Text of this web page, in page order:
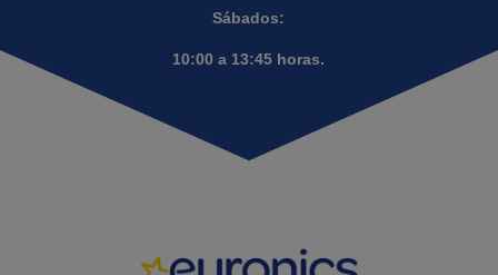
Sábados:
10:00 a 13:45 horas.